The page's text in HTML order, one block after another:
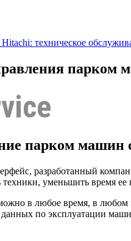
техническое
парком
парком машин
разработанный
уменьшить время ее
в любое время, в
по эксплуатации